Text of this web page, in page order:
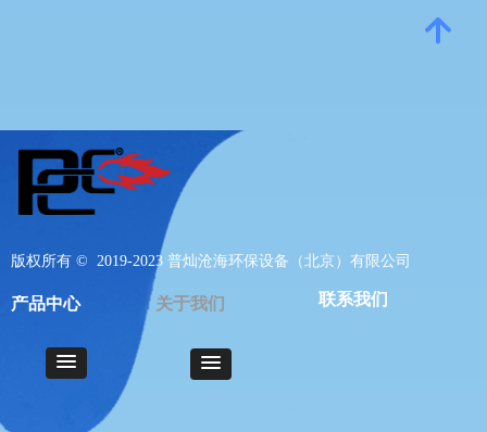
版权所有 ©  2019-2023 普灿沧海环保设备（北京）有限公司
产品中心 关于我们 联系我们
녕